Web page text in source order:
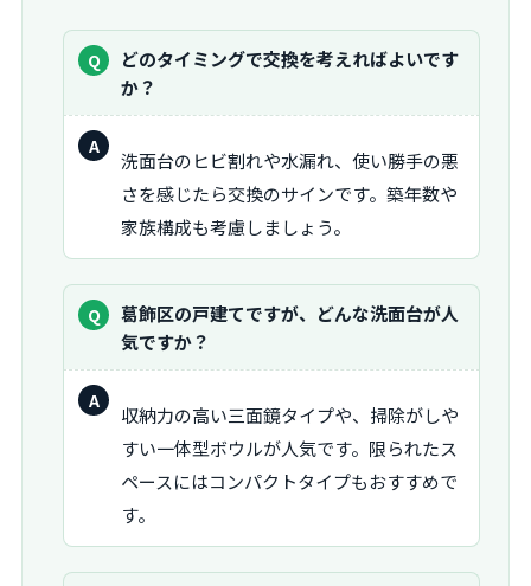
質
問：
どのタイミングで交換を考えればよいです
か？
答：
洗面台のヒビ割れや水漏れ、使い勝手の悪
さを感じたら交換のサインです。築年数や
家族構成も考慮しましょう。
質
問：
葛飾区の戸建てですが、どんな洗面台が人
気ですか？
答：
収納力の高い三面鏡タイプや、掃除がしや
すい一体型ボウルが人気です。限られたス
ペースにはコンパクトタイプもおすすめで
す。